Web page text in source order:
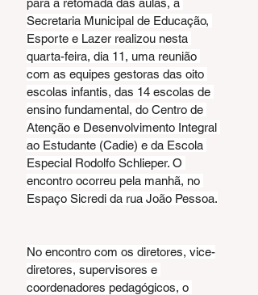
Secretaria Municipal de Educação,
Esporte e Lazer realizou nesta
quarta-feira, dia 11, uma reunião
com as equipes gestoras das oito
escolas infantis, das 14 escolas de
ensino fundamental, do Centro de
Atenção e Desenvolvimento Integral
ao Estudante (Cadie) e da Escola
Especial Rodolfo Schlieper. O
encontro ocorreu pela manhã, no
Espaço Sicredi da rua João Pessoa.
No encontro com os diretores, vice-
diretores, supervisores e
coordenadores pedagógicos, o